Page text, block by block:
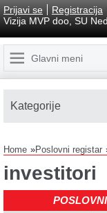
Prijavi se Registracija
Vizija MVP doo, SU
Home Poslovni registar
investitori
Kаtegorije